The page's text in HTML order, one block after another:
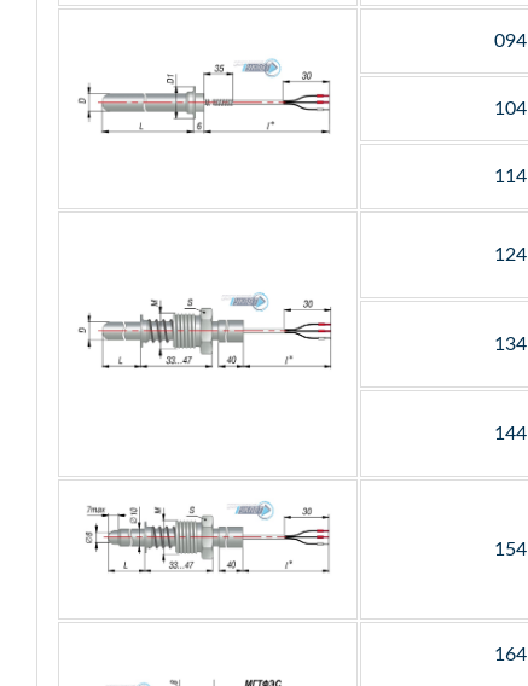
094
104
114
124
134
144
154
164